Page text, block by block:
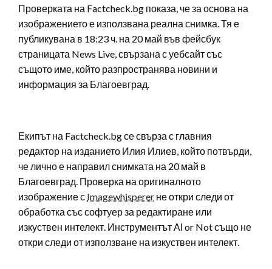
Проверката на Factcheck.bg показа, че за основа на
изображението е използвана реална снимка. Тя е
публикувана в 18:23 ч. на 20 май във фейсбук
страницата News Live, свързана с уебсайт със
същото име, който разпространява новини и
информация за Благоевград.
Екипът на Factcheck.bg се свърза с главния
редактор на изданието Илия Илиев, който потвърди,
че лично е направил снимката на 20 май в
Благоевград. Проверка на оригиналното
изображение с Imagewhisperer не откри следи от
обработка със софтуер за редактиране или
изкуствен интелект. Инструментът ΑΙ or Not също не
откри следи от използване на изкуствен интелект.